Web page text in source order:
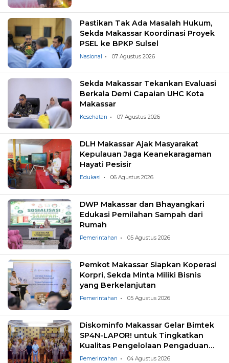
Pastikan Tak Ada Masalah Hukum,
Sekda Makassar Koordinasi Proyek
PSEL ke BPKP Sulsel
Nasional 07 Agustus 2026
Sekda Makassar Tekankan Evaluasi
Berkala Demi Capaian UHC Kota
Makassar
Kesehatan 07 Agustus 2026
DLH Makassar Ajak Masyarakat
Kepulauan Jaga Keanekaragaman
Hayati Pesisir
Edukasi 06 Agustus 2026
DWP Makassar dan Bhayangkari
Edukasi Pemilahan Sampah dari
Rumah
Pemerintahan 05 Agustus 2026
Pemkot Makassar Siapkan Koperasi
Korpri, Sekda Minta Miliki Bisnis
yang Berkelanjutan
Pemerintahan 05 Agustus 2026
Diskominfo Makassar Gelar Bimtek
SP4N-LAPOR! untuk Tingkatkan
Kualitas Pengelolaan Pengaduan
Masyarakat
Pemerintahan 04 Agustus 2026